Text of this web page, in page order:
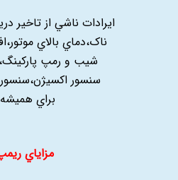
ايرادات ناشي از تاخير
ناک،دماي بالاي
شيب و رمپ
سنسور
براي
مزاياي